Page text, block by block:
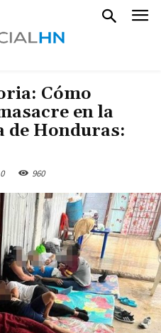
Cómo
en la
de Honduras:
0 960